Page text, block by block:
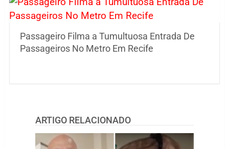
Passageiro Filma a Tumultuosa Entrada De
Passageiros No Metro Em Recife
ARTIGO RELACIONADO